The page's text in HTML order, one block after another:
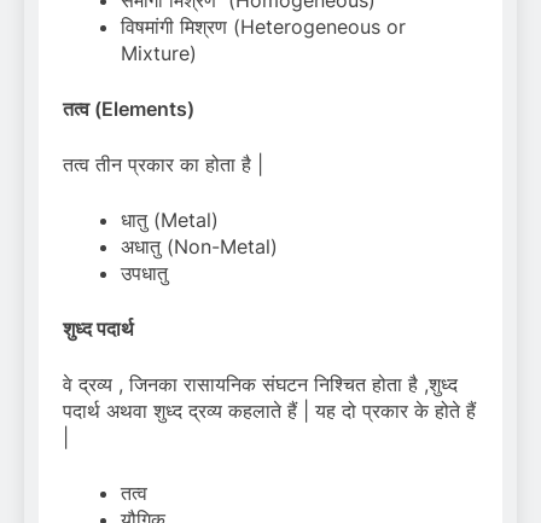
विषमांगी मिश्रण (Heterogeneous or
Mixture)
तत्व(Elements)
तत्व तीन प्रकार का होता है |
धातु (Metal)
अधातु (Non-Metal)
उपधातु
शुध्द पदार्थ
वे द्रव्य , जिनका रासायनिक संघटन निश्चित होता है ,शुध्द
पदार्थ अथवा शुध्द द्रव्य कहलाते हैं | यह दो प्रकार के होते हैं
तत्व